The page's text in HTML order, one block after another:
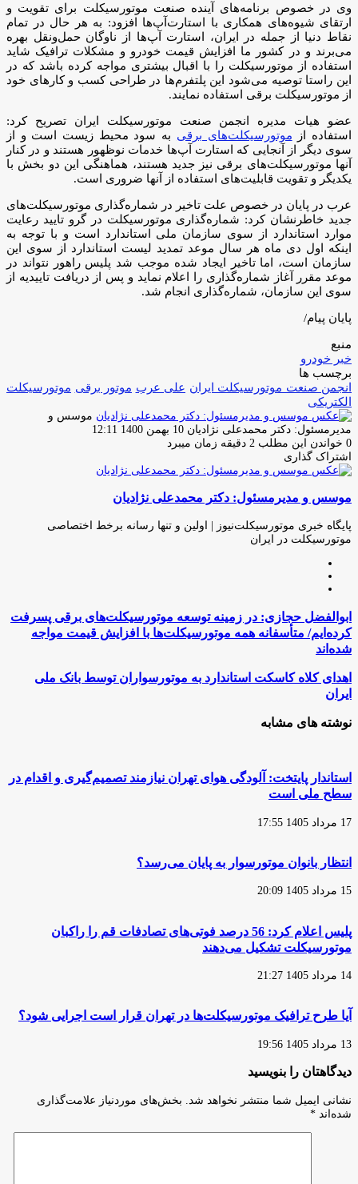
وی در خصوص برنامه‌های آینده صنعت موتورسیکلت برای تقویت و
ارتقای شیوه‌های همکاری با استارت‌آپ‌ها افزود: به هر حال در تمام
نقاط دنیا از جمله در ایران، استارت آپ‌ها از ناوگان حمل‌ونقل بهره
می‌برند و در کشور ما افزایش قیمت خودرو و مشکلات ترافیک شاید
استفاده از موتورسیکلت را با اقبال بیشتری مواجه کرده باشد که در
این راستا توصیه می‌شود این پلتفرم‌ها در طراحی کسب و کارهای خود
از موتورسیکلت برقی استفاده نمایند.
عضو هیات مدیره انجمن صنعت موتورسیکلت ایران تصریح کرد:
استفاده از موتورسیکلت‌های برقی به سود محیط زیست است و از
سوی دیگر از آنجایی که استارت آپ‌ها خدمات نوظهور هستند و در کنار
آنها موتورسیکلت‌های برقی نیز جدید هستند، هماهنگی این دو بخش با
یکدیگر و تقویت قابلیت‌های استفاده از آنها ضروری است.
عرب در پایان در خصوص علت تاخیر در شماره‌گذاری موتورسیکلت‌های
جدید خاطرنشان کرد: شماره‌گذاری موتورسیکلت در گرو تایید رعایت
موارد استاندارد از سوی سازمان ملی استاندارد است و با توجه به
اینکه اول دی ماه هر سال موعد تمدید لیست استاندارد از سوی این
سازمان است، اما تاخیر ایجاد شده موجب شد پلیس راهور نتواند در
موعد مقرر آغاز شماره‌گذاری را اعلام نماید و پس از دریافت تاییدیه از
سوی این سازمان، شماره‌گذاری انجام شد.
پایان پیام/
منبع
خبر خودرو
برچسب ها
انجمن صنعت موتورسیکلت ایران علی عرب موتور برقی موتورسیکلت
الکتریکی
موسس و
مدیرمسئول: دکتر محمدعلی نژادیان ارسال
ایمیل
10 بهمن 1400 12:11
0 خواندن این مطلب 2 دقیقه زمان میبرد
اشتراک گذاری
فیس
توئیتر
لینکدین
واتس
تلگرام
اشتراک
از
ایمیل
چاپ
موسس و مدیرمسئول: دکتر محمدعلی نژادیان
پایگاه خبری موتورسیکلت‌نیوز | اولین و تنها رسانه برخط اختصاصی
موتورسیکلت در ایران
ابوالفضل
حجازی:
در
زمینه
توسعه
موتورسیکلت‌های
برقی
کرده‌ایم/
با
افزایش
قیمت
مواجه
شده‌اند
ابوالفضل حجازی: در زمینه توسعه موتورسیکلت‌های برقی پسرفت
کرده‌ایم/ متأسفانه همه موتورسیکلت‌ها با افزایش قیمت مواجه
شده‌اند
اهدای
کلاه
کاسکت
استاندارد
به
بانک
ملی
ایران
اهدای کلاه کاسکت استاندارد به موتورسواران توسط بانک ملی
ایران
نوشته های مشابه
استاندار پایتخت: آلودگی هوای تهران نیازمند تصمیم‌گیری و اقدام در
سطح ملی است
17 مرداد 1405 17:55
انتظار بانوان موتورسوار به پایان می‌رسد؟
15 مرداد 1405 20:09
پلیس اعلام کرد: 56 درصد فوتی‌های تصادفات قم را راکبان
موتورسیکلت تشکیل می‌دهند
14 مرداد 1405 21:27
آیا طرح ترافیک موتورسیکلت‌ها در تهران قرار است اجرایی شود؟
13 مرداد 1405 19:56
دیدگاهتان را بنویسید
نشانی ایمیل شما منتشر نخواهد شد.
بخش‌های موردنیاز علامت‌گذاری
شده‌اند *